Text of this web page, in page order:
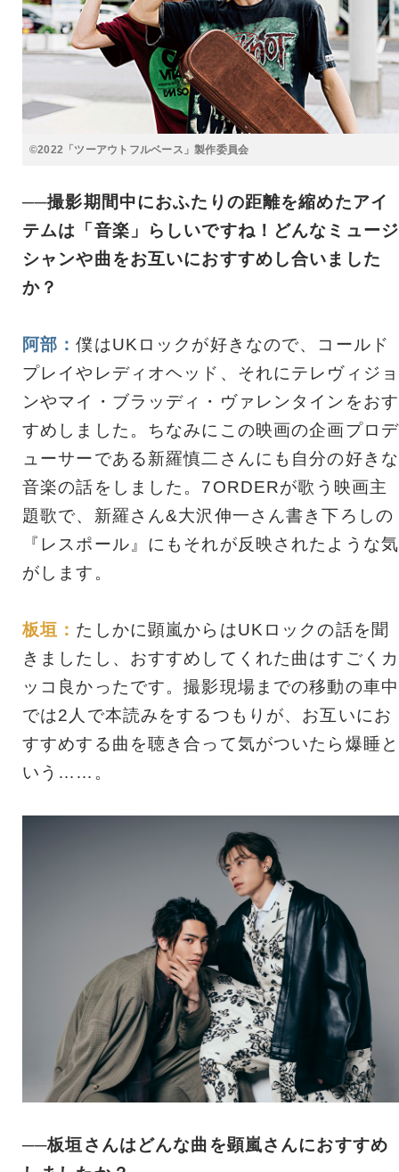
©2022「ツーアウトフルベース」製作委員会
──撮影期間中におふたりの距離を縮めたアイ
テムは「音楽」らしいですね！どんなミュージ
シャンや曲をお互いにおすすめし合いました
か？
阿部：僕はUKロックが好きなので、コールド
プレイやレディオヘッド、それにテレヴィジョ
ンやマイ・ブラッディ・ヴァレンタインをおす
すめしました。ちなみにこの映画の企画プロデ
ューサーである新羅慎二さんにも自分の好きな
音楽の話をしました。7ORDERが歌う映画主
題歌で、新羅さん&大沢伸一さん書き下ろしの
『レスポール』にもそれが反映されたような気
がします。
板垣： たしかに顕嵐からはUKロックの話を聞
きましたし、おすすめしてくれた曲はすごくカ
ッコ良かったです。撮影現場までの移動の車中
では2人で本読みをするつもりが、お互いにお
すすめする曲を聴き合って気がついたら爆睡と
いう……。
──板垣さんはどんな曲を顕嵐さんにおすすめ